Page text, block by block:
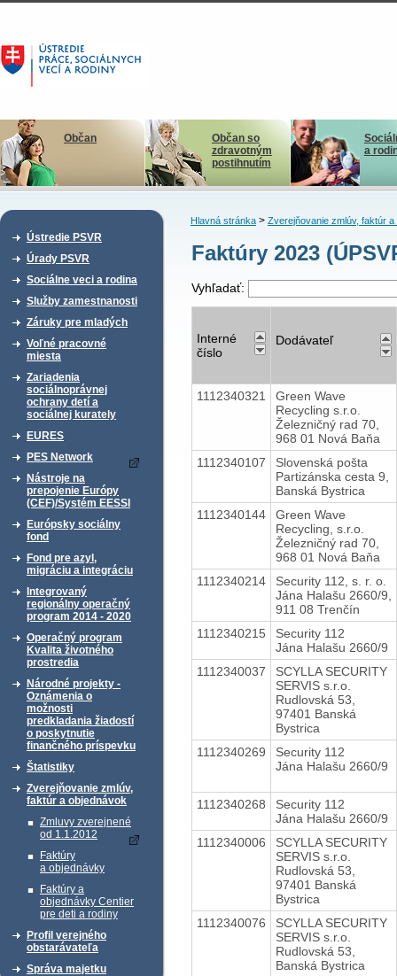
Občan
Občan so
zdravotným
postihnutím
a
Ústredie PSVR
Úrady PSVR
Sociálne veci a rodina
Služby zamestnanosti
Záruky pre mladých
Voľné pracovné
miesta
Zariadenia
sociálnoprávnej
ochrany detí a
sociálnej kurately
EURES
PES Network
Nástroje na
prepojenie Európy
(CEF)/Systém EESSI
Európsky sociálny
fond
Fond pre azyl,
migráciu a integráciu
Integrovaný
regionálny operačný
program 2014 - 2020
Operačný program
Kvalita životného
prostredia
Národné projekty -
Oznámenia o
možnosti
predkladania žiadostí
o poskytnutie
finančného príspevku
Štatistiky
Zverejňovanie zmlúv,
faktúr a objednávok
Zmluvy zverejnené
od 1.1.2012
Faktúry
a objednávky
Faktúry a
objednávky Centier
pre deti a rodiny
Profil verejného
obstarávateľa
Správa majetku
Hlavná stránka> Zverejňovanie zmlúv, faktúr a
Faktúry 2023
Vyhľadať:
Interné
číslo
Dodávateľ
1112340321
Green Wave
Recycling s.r.o.
Železničný rad 70,
968 01 Nová Baňa
1112340107
Slovenská pošta
Partizánska cesta 9,
Banská Bystrica
1112340144
Green Wave
Recycling, s.r.o.
Železničný rad 70,
968 01 Nová Baňa
1112340214
Security 112, s. r. o.
Jána Halašu 2660/9,
911 08 Trenčín
1112340215
Security 112
Jána Halašu 2660/9
1112340037
SCYLLA SECURITY
SERVIS s.r.o.
Rudlovská 53,
97401 Banská
Bystrica
1112340269
Security 112
Jána Halašu 2660/9
1112340268
Security 112
Jána Halašu 2660/9
1112340006
SCYLLA SECURITY
SERVIS s.r.o.
Rudlovská 53,
97401 Banská
Bystrica
1112340076
SCYLLA SECURITY
SERVIS s.r.o.
Rudlovská 53,
Banská Bystrica